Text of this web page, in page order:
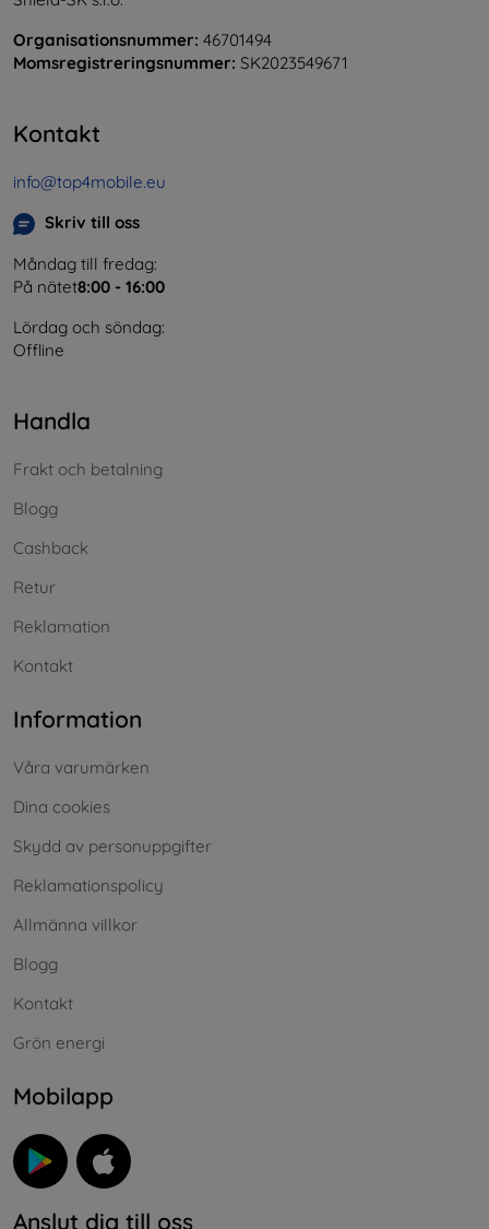
Organisationsnummer: 46701494
Momsregistreringsnummer: SK2023549671
Kontakt
info@top4mobile.eu
Skriv till oss
Måndag till fredag:
På nätet8:00 - 16:00
Lördag och söndag:
Offline
Handla
Frakt och betalning
Blogg
Cashback
Retur
Reklamation
Kontakt
Information
Våra varumärken
Dina cookies
Skydd av personuppgifter
Reklamationspolicy
Allmänna villkor
Blogg
Kontakt
Grön energi
Mobilapp
Anslut dig till oss